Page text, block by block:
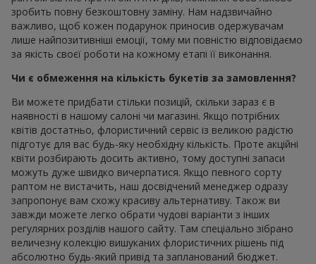
зробить повну безкоштовну заміну. Нам надзвичайно
важливо, щоб кожен подарунок приносив одержувачам
лише найпозитивніші емоції, тому ми повністю відповідаємо
за якість своєї роботи на кожному етапі її виконання.
Чи є обмеження на кількість букетів за замовлення?
Ви можете придбати стільки позицій, скільки зараз є в
наявності в нашому салоні чи магазині. Якщо потрібних
квітів достатньо, флористичний сервіс із великою радістю
підготує для вас будь-яку необхідну кількість. Проте акційні
квіти розбирають досить активно, тому доступні запаси
можуть дуже швидко вичерпатися. Якщо певного сорту
раптом не вистачить, наш досвідчений менеджер одразу
запропонує вам схожу красиву альтернативу. Також ви
завжди можете легко обрати чудові варіанти з інших
регулярних розділів нашого сайту. Там спеціально зібрано
величезну колекцію вишуканих флористичних рішень під
абсолютно будь-який привід та запланований бюджет.